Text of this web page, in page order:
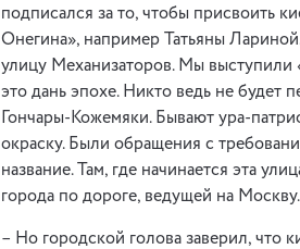
подписался за то, чтобы присвоить
Онегина», например Татьяны
улицу Механизаторов. Мы выступили
это дань эпохе. Никто ведь не будет
Гончары-Кожемяки. Бывают ура-
окраску. Были обращения с
название. Там, где начинается эта
города по дороге, ведущей на Москву.
– Но городской голова заверил, что